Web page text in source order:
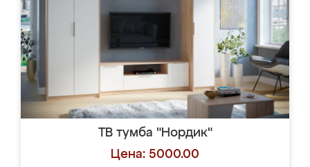
ТВ тумба "Нордик"
Цена: 5000.00